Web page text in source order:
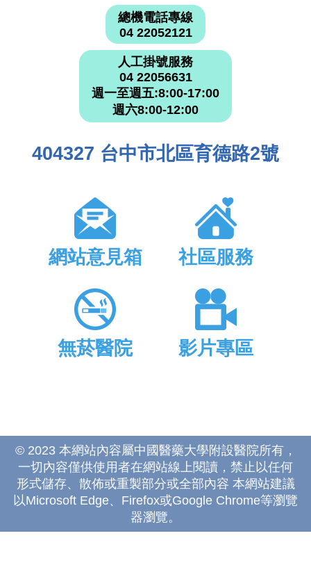
總機電話專線
04 22052121
人工掛號服務
04 22056631
週一至週五:8:00-17:00
週六8:00-12:00
404327 台中市北區育德路2號
網站意見箱 社區服務
無菸醫院 影片專區
© 2023 本網站內容屬中國醫藥大學附設醫院所有，
一切內容僅供使用者在網站線上閱讀，禁止以任何
形式儲存、散佈或重製部分或全部內容 本網站建議
以Microsoft Edge、Firefox或Google Chrome等瀏覽
器瀏覽。